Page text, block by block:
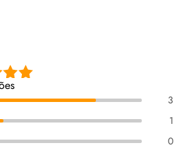
3
1
0